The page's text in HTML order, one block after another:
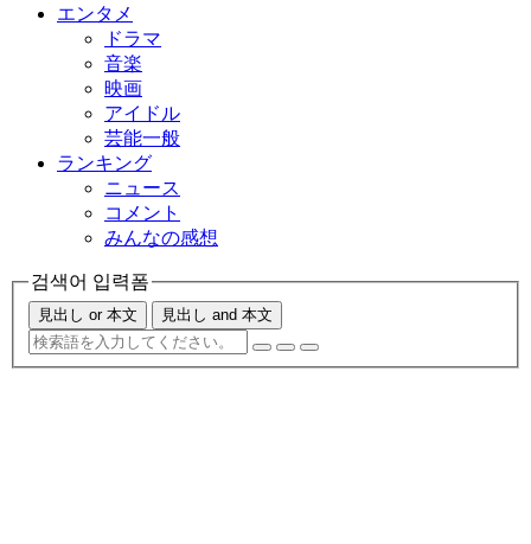
エンタメ
ドラマ
音楽
映画
アイドル
芸能一般
ランキング
ニュース
コメント
みんなの感想
검색어 입력폼
見出し or 本文 見出し and 本文